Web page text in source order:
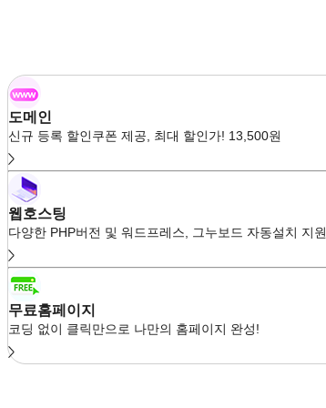
도메인
신규 등록 할인쿠폰 제공, 최대 할인가! 13,500원
웹호스팅
다양한 PHP버전 및 워드프레스, 그누보드 자동설치 지원
무료홈페이지
코딩 없이 클릭만으로 나만의 홈페이지 완성!